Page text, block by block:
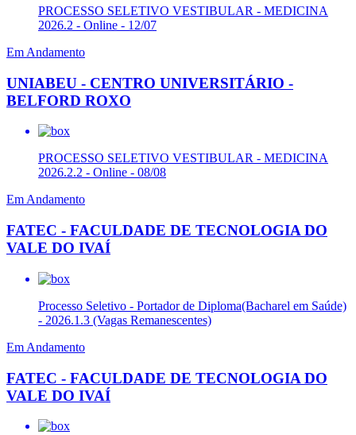
PROCESSO SELETIVO VESTIBULAR - MEDICINA
2026.2 - Online - 12/07
Em Andamento
UNIABEU - CENTRO UNIVERSITÁRIO -
BELFORD ROXO
PROCESSO SELETIVO VESTIBULAR - MEDICINA
2026.2.2 - Online - 08/08
Em Andamento
FATEC - FACULDADE DE TECNOLOGIA DO
VALE DO IVAÍ
Processo Seletivo - Portador de Diploma(Bacharel em Saúde)
- 2026.1.3 (Vagas Remanescentes)
Em Andamento
FATEC - FACULDADE DE TECNOLOGIA DO
VALE DO IVAÍ